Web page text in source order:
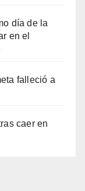
día de la
en el
falleció a
caer en